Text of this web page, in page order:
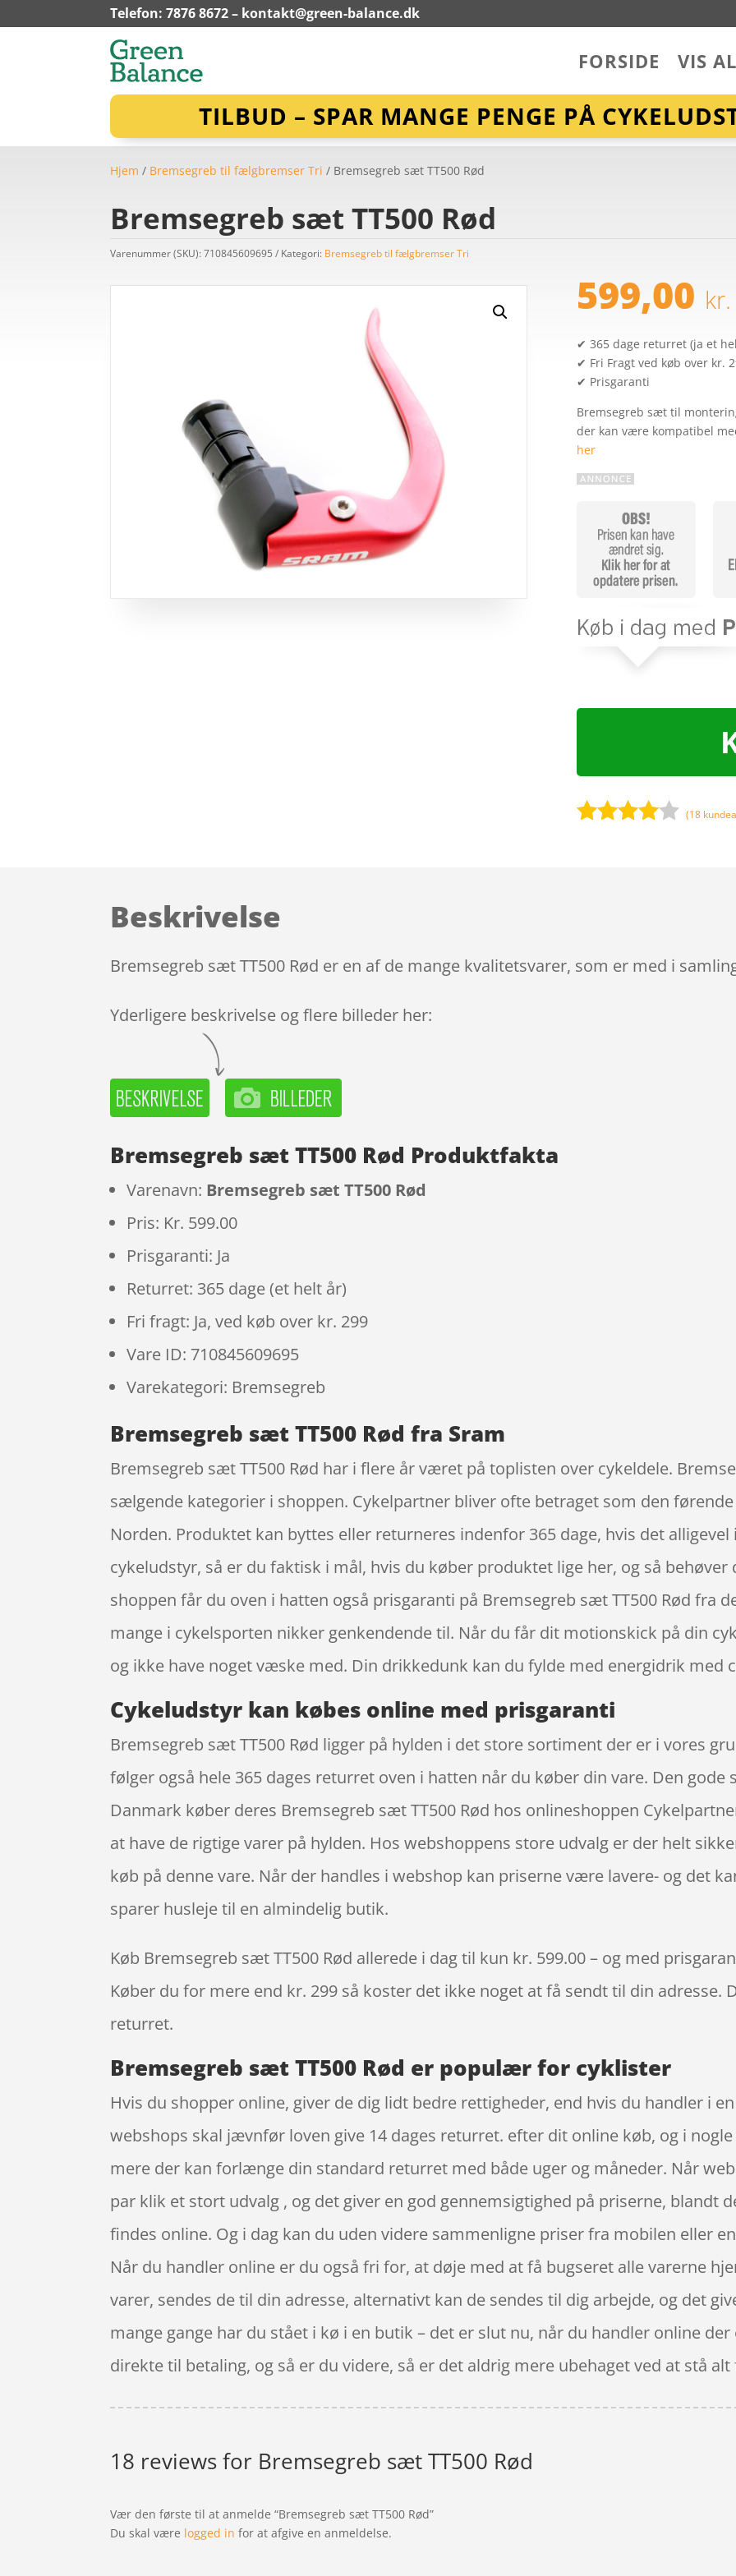
Telefon: 7876 8672 – kontakt@green-balance.dk
FORSIDE VIS
TILBUD – SPAR MANGE PENGE PÅ
Hjem / Bremsegreb til fælgbremser Tri / Bremsegreb sæt TT500 Rød
Bremsegreb sæt TT500 Rød
Varenummer (SKU):710845609695 Kategori: Bremsegreb til fælgbremser Tri
599,00 kr.
✔ 365 dage returret (ja et
✔ Fri Fragt ved køb over kr.
✔ Prisgaranti
Bremsegreb sæt til
der kan være kompatibel
her
ømmels
er
(18
Beskrivelse
Bremsegreb sæt TT500 Rød er en af de mange kvalitetsvarer, som er med i
Yderligere beskrivelse og flere billeder her:
Bremsegreb sæt TT500 Rød Produktfakta
Varenavn: Bremsegreb sæt TT500 Rød
Pris: Kr. 599.00
Prisgaranti: Ja
Returret: 365 dage (et helt år)
Fri fragt: Ja, ved køb over kr. 299
Vare ID: 710845609695
Varekategori: Bremsegreb
Bremsegreb sæt TT500 Rød fra Sram
Bremsegreb sæt TT500 Rød har i flere år været på toplisten over cykeldele.
sælgende kategorier i shoppen. Cykelpartner bliver ofte betraget som den
Norden. Produktet kan byttes eller returneres indenfor 365 dage, hvis det
cykeludstyr, så er du faktisk i mål, hvis du køber produktet lige her, og så
shoppen får du oven i hatten også prisgaranti på Bremsegreb sæt TT500 Rød fra
mange i cykelsporten nikker genkendende til. Når du får dit motionskick på din
og ikke have noget væske med. Din drikkedunk kan du fylde med energidrik med
Cykeludstyr kan købes online med prisgaranti
Bremsegreb sæt TT500 Rød ligger på hylden i det store sortiment der er i vores
følger også hele 365 dages returret oven i hatten når du køber din vare. Den gode
Danmark køber deres Bremsegreb sæt TT500 Rød hos onlineshoppen
at have de rigtige varer på hylden. Hos webshoppens store udvalg er der helt
køb på denne vare. Når der handles i webshop kan priserne være lavere- og det
sparer husleje til en almindelig butik.
Køb Bremsegreb sæt TT500 Rød allerede i dag til kun kr. 599.00 – og med
Køber du for mere end kr. 299 så koster det ikke noget at få sendt til din adresse.
returret.
Bremsegreb sæt TT500 Rød er populær for cyklister
Hvis du shopper online, giver de dig lidt bedre rettigheder, end hvis du handler i
webshops skal jævnfør loven give 14 dages returret. efter dit online køb, og i
mere der kan forlænge din standard returret med både uger og måneder. Når
par klik et stort udvalg , og det giver en god gennemsigtighed på priserne, blandt
findes online. Og i dag kan du uden videre sammenligne priser fra mobilen eller
Når du handler online er du også fri for, at døje med at få bugseret alle varerne
varer, sendes de til din adresse, alternativt kan de sendes til dig arbejde, og det
mange gange har du stået i kø i en butik – det er slut nu, når du handler online
direkte til betaling, og så er du videre, så er det aldrig mere ubehaget ved at stå
18 reviews for Bremsegreb sæt TT500 Rød
Vær den første til at anmelde “Bremsegreb sæt TT500 Rød”
Du skal være logged in for at afgive en anmeldelse.